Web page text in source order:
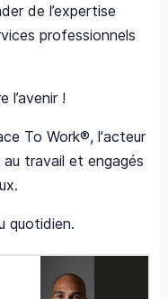
de l’expertise
professionnels
l’avenir !
To Work®, l'acteur
travail et engagés
quotidien.